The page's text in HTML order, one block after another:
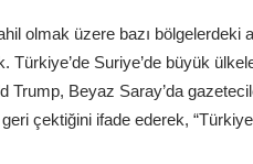
olmak üzere bazı bölgelerdeki
Türkiye’de Suriye’de büyük
Trump, Beyaz Saray’da
çektiğini ifade ederek,